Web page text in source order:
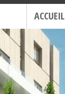
ACCUEIL